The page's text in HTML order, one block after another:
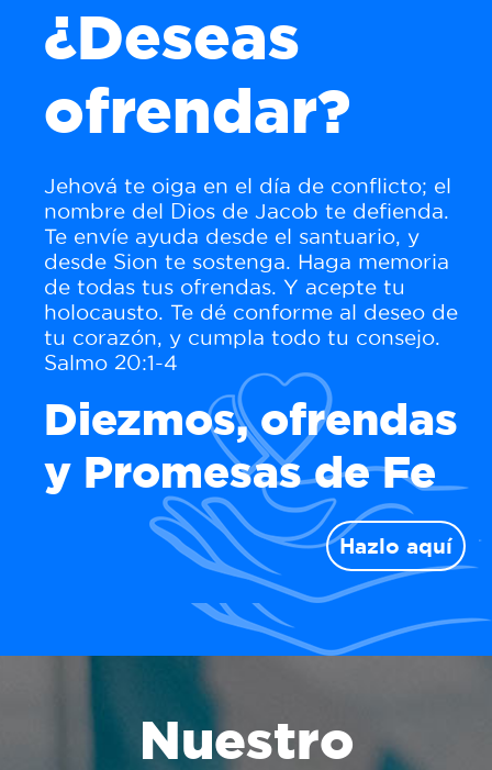
¿Deseas
ofrendar?
Jehová te oiga en el día de conflicto; el
nombre del Dios de Jacob te defienda.
Te envíe ayuda desde el santuario, y
desde Sion te sostenga. Haga memoria
de todas tus ofrendas. Y acepte tu
holocausto. Te dé conforme al deseo de
tu corazón, y cumpla todo tu consejo.
Salmo 20:1-4
Diezmos, ofrendas
y Promesas de Fe
Hazlo aquí
Nuestro